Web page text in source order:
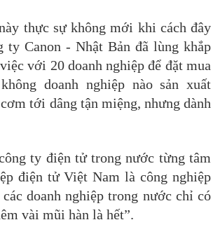
thực sự không mới khi cách đây
ty Canon - Nhật Bản đã lùng khắp
với 20 doanh nghiệp để đặt mua
doanh nghiệp nào sản xuất
tới dâng tận miệng, nhưng dành
ty điện tử trong nước từng tâm
điện tử Việt Nam là công nghiệp
doanh nghiệp trong nước chỉ có
vài mũi hàn là hết”.